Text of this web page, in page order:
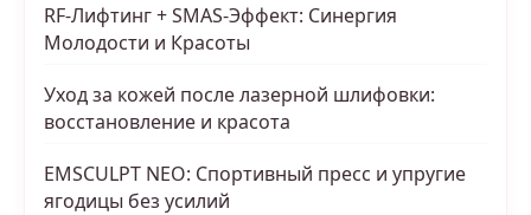
RF-Лифтинг + SMAS-Эффект: Синергия
Молодости и Красоты
Уход за кожей после лазерной шлифовки:
восстановление и красота
EMSCULPT NEO: Спортивный пресс и упругие
ягодицы без усилий